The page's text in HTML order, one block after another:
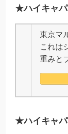
★ハイキャ
東京マ
これは
重みと
★ハイキャパ